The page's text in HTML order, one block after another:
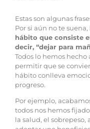
Estas son algunas
Por si aún no te suena,
hábito que consiste
decir, “dejar para
Todos lo hemos
permitir que se
hábito conlleva
progreso.
Por ejemplo,
todos nos hemos
la salud, el